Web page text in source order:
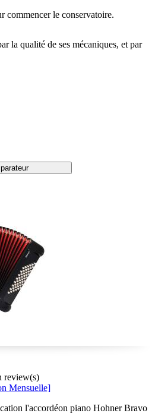
commencer le conservatoire.
la qualité de ses mécaniques, et par
review(s)
Mensuelle]
l'accordéon piano Hohner Bravo